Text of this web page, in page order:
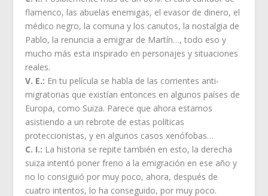
flamenco, las abuelas enemigas, el evasor de dinero, el
médico negro, la comuna y los canutos, la nostalgia de
Pablo, la renuncia a emigrar de Martín…, todo eso y
mucho más esta inspirado en personajes y situaciones
reales.
V. E.: En tu película se habla de las corrientes anti-
migratorias que existían entonces en algunos países de
Europa, como Suiza. Parece que ahora estamos
asistiendo a un rebrote de estas políticas
proteccionistas, y en algunos casos xenófobas…
C. I.: La historia se repite también en esto, la derecha
suiza intentó poner freno a la emigración en ese año y
no lo consiguió por muy poco, ahora, después de
cuatro intentos, lo ha conseguido, por muy poco.